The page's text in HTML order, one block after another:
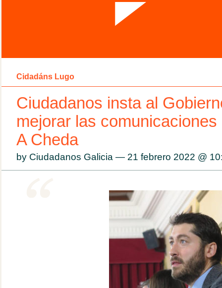
Cidadáns Lugo
Ciudadanos insta al
mejorar las
A Cheda
by Ciudadanos Galicia — 21 febrero 2022 @